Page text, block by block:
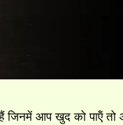
आप खुद को पाऍं